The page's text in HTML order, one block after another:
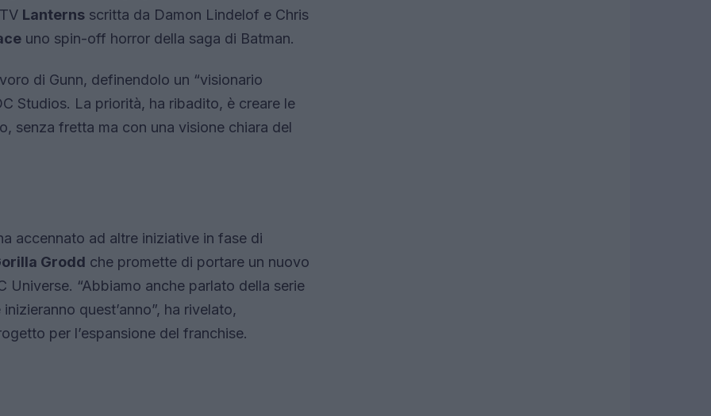
Lanterns scritta da Damon Lindelof e Chris
uno spin-off horror della saga di Batman.
di Gunn, definendolo un “visionario
Studios. La priorità, ha ribadito, è creare le
senza fretta ma con una visione chiara del
accennato ad altre iniziative in fase di
Grodd che promette di portare un nuovo
Universe. “Abbiamo anche parlato della serie
quest’anno”, ha rivelato,
per l’espansione del franchise.